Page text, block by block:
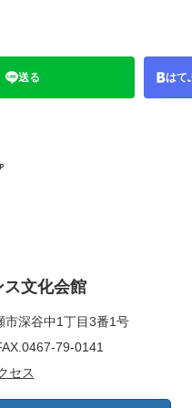
送る はて
文化会館
市深谷中1丁目3番1号
79-0141
セス